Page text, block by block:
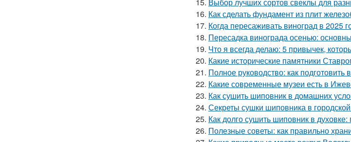
16. Как сделать фундамент из плит
17. Когда пересаживать виноград в 2025
18. Пересадка винограда осенью:
19. Что я всегда делаю: 5 привычек,
20. Какие исторические памятники
21. Полное руководство: как подготовить
22. Какие современные музеи есть в
23. Как сушить шиповник в домашних
24. Секреты сушки шиповника в
25. Как долго сушить шиповник в
26. Полезные советы: как правильно